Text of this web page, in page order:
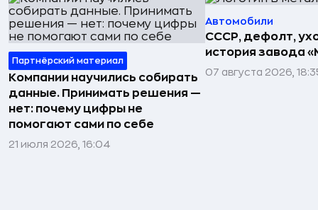
Партнёрский материал
Компании научились собирать
данные. Принимать решения —
нет: почему цифры не
помогают сами по себе
21 июля 2026, 16:04
Автомобили
СССР, дефолт,
история завода
07 августа 2026,